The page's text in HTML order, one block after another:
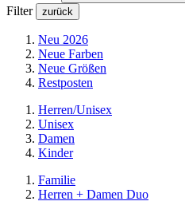
Filter zurück
Neu 2026
Neue Farben
Neue Größen
Restposten
Herren/Unisex
Unisex
Damen
Kinder
Familie
Herren + Damen Duo